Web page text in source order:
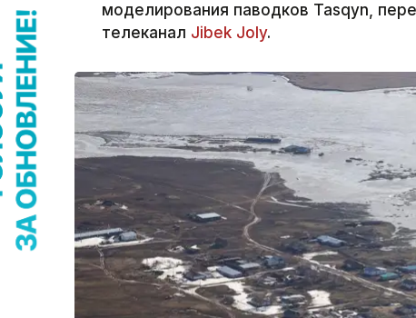
моделирования паводков Tasqyn,
телеканал Jibek Joly.